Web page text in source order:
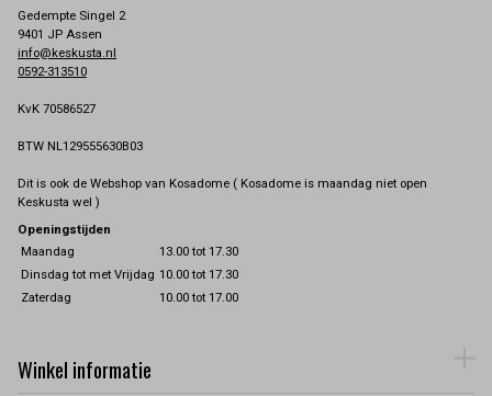
Gedempte Singel 2
9401 JP Assen
info@keskusta.nl
0592-313510
KvK 70586527
BTW NL129555630B03
Dit is ook de Webshop van Kosadome ( Kosadome is maandag niet open
Keskusta wel )
Openingstijden
Maandag
13.00 tot 17.30
Dinsdag tot met Vrijdag 10.00 tot 17.30
Zaterdag
10.00 tot 17.00
Winkel informatie